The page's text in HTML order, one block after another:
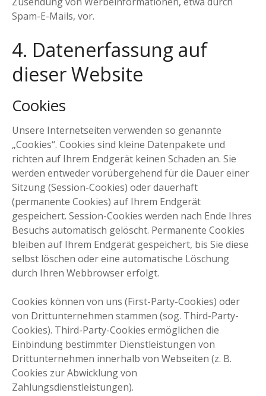
Spam-E-Mails, vor.
4. Datenerfassung auf
dieser Website
Cookies
Unsere Internetseiten verwenden so genannte
„Cookies“. Cookies sind kleine Datenpakete und
richten auf Ihrem Endgerät keinen Schaden an. Sie
werden entweder vorübergehend für die Dauer einer
Sitzung (Session-Cookies) oder dauerhaft
(permanente Cookies) auf Ihrem Endgerät
gespeichert. Session-Cookies werden nach Ende Ihres
Besuchs automatisch gelöscht. Permanente Cookies
bleiben auf Ihrem Endgerät gespeichert, bis Sie diese
selbst löschen oder eine automatische Löschung
durch Ihren Webbrowser erfolgt.
Cookies können von uns (First-Party-Cookies) oder
von Drittunternehmen stammen (sog. Third-Party-
Cookies). Third-Party-Cookies ermöglichen die
Einbindung bestimmter Dienstleistungen von
Drittunternehmen innerhalb von Webseiten (z. B.
Cookies zur Abwicklung von
Zahlungsdienstleistungen).